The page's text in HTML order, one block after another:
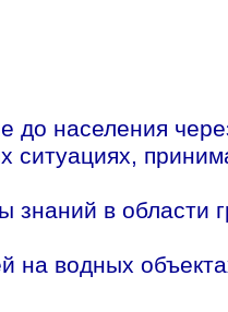
до населения
знаний в области
на водных